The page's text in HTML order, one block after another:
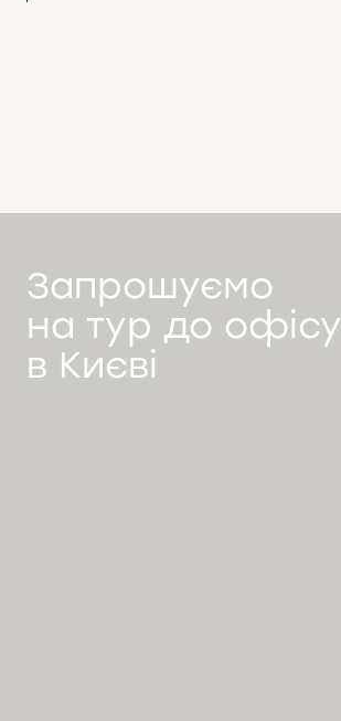
Запрошуємо
на тур до офісу
в Києві